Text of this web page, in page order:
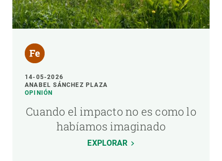
14-05-2026
ANABEL SÁNCHEZ PLAZA
OPINIÓN
Cuando el impacto no es como lo
habíamos imaginado
EXPLORAR